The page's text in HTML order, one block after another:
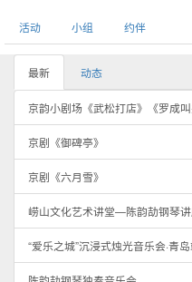
活动 小组 约伴
最新 动态
京韵小剧场《武松打店》《罗成叫
京剧《御碑亭》
京剧《六月雪》
崂山文化艺术讲堂—陈韵劼钢琴
“爱乐之城”沉浸式烛光音乐会·青